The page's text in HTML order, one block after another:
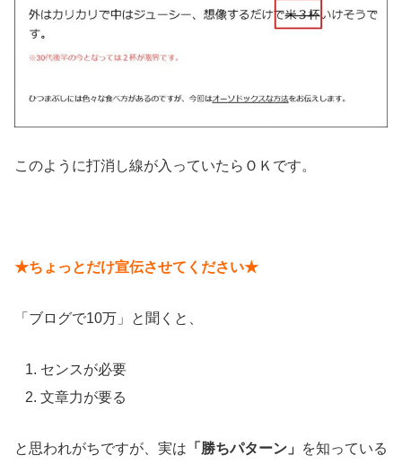
このように打消し線が入っていたらＯＫです。
★ちょっとだけ宣伝させてください★
「ブログで10万」と聞くと、
センスが必要
文章力が要る
と思われがちですが、実は 「勝ちパターン」
を知っている